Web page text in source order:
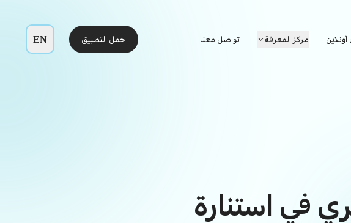
مركز المعرفة تواصل معنا EN حمل التطبيق
في استنارة